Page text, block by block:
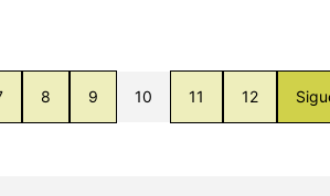
8 9 10 11 12